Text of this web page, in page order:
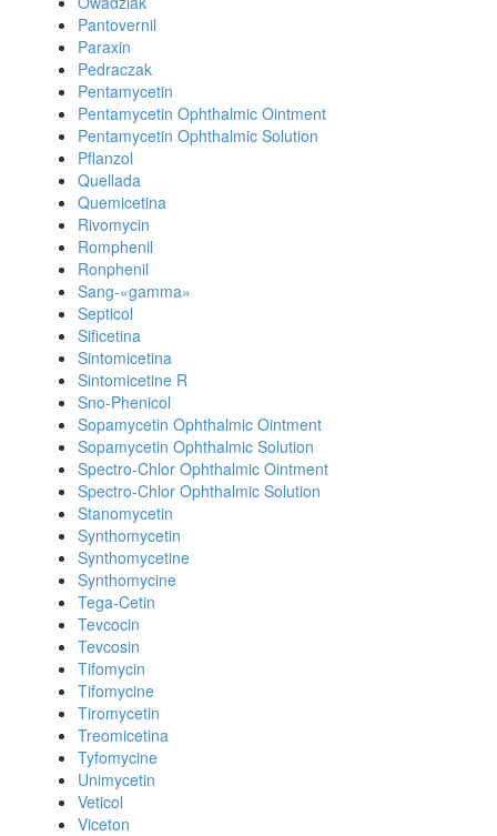
Pantovernil
Paraxin
Pedraczak
Pentamycetin
Pentamycetin Ophthalmic Ointment
Pentamycetin Ophthalmic Solution
Pflanzol
Quellada
Quemicetina
Rivomycin
Romphenil
Ronphenil
Sang-«gamma»
Septicol
Sificetina
Sintomicetina
Sintomicetine R
Sno-Phenicol
Sopamycetin Ophthalmic Ointment
Sopamycetin Ophthalmic Solution
Spectro-Chlor Ophthalmic Ointment
Spectro-Chlor Ophthalmic Solution
Stanomycetin
Synthomycetin
Synthomycetine
Synthomycine
Tega-Cetin
Tevcocin
Tevcosin
Tifomycin
Tifomycine
Tiromycetin
Treomicetina
Tyfomycine
Unimycetin
Veticol
Viceton